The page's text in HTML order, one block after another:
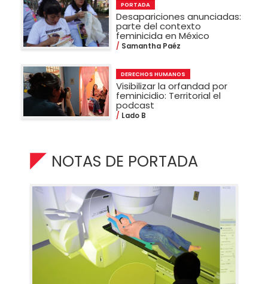
PORTADA
Desapariciones anunciadas:
parte del contexto
feminicida en México
Samantha Paéz
DERECHOS HUMANOS
Visibilizar la orfandad por
feminicidio: Territorial el
podcast
Lado B
NOTAS DE PORTADA